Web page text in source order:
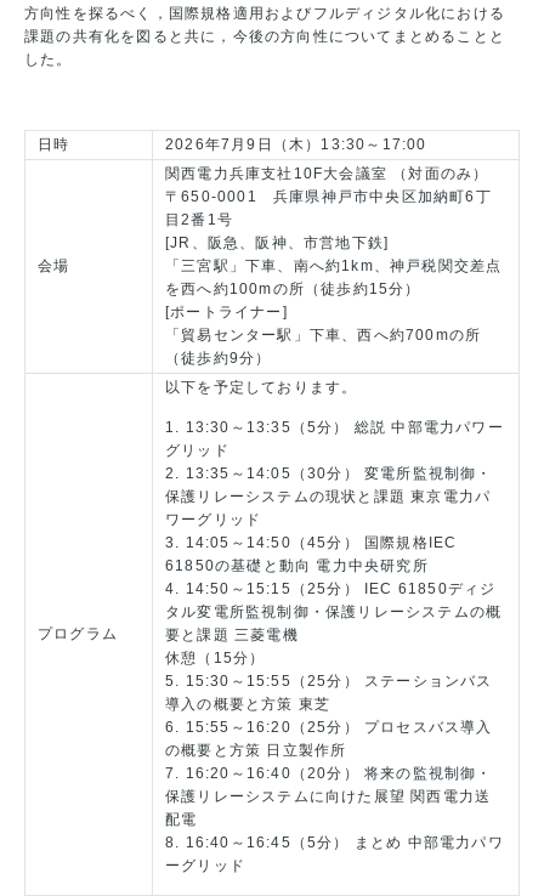
方向性を探るべく，国際規格適用およびフルディジタル化における
課題の共有化を図ると共に，今後の方向性についてまとめることと
した。
日時 2026年7月9日（木）13:30～17:00
会場
関西電力兵庫支社10F大会議室 （対面のみ）
〒650-0001 兵庫県神戸市中央区加納町6丁
目2番1号
[JR、阪急、阪神、市営地下鉄]
「三宮駅」下車、南へ約1km、神戸税関交差点
を西へ約100mの所（徒歩約15分）
[ポートライナー]
「貿易センター駅」下車、西へ約700mの所
（徒歩約9分）
プログラム
以下を予定しております。
1. 13:30～13:35（5分） 総説 中部電力パワー
グリッド
2. 13:35～14:05（30分） 変電所監視制御・
保護リレーシステムの現状と課題 東京電力パ
ワーグリッド
3. 14:05～14:50（45分） 国際規格IEC
61850の基礎と動向 電力中央研究所
4. 14:50～15:15（25分） IEC 61850ディジ
タル変電所監視制御・保護リレーシステムの概
要と課題 三菱電機
休憩（15分）
5. 15:30～15:55（25分） ステーションバス
導入の概要と方策 東芝
6. 15:55～16:20（25分） プロセスバス導入
の概要と方策 日立製作所
7. 16:20～16:40（20分） 将来の監視制御・
保護リレーシステムに向けた展望 関西電力送
配電
8. 16:40～16:45（5分） まとめ 中部電力パワ
ーグリッド